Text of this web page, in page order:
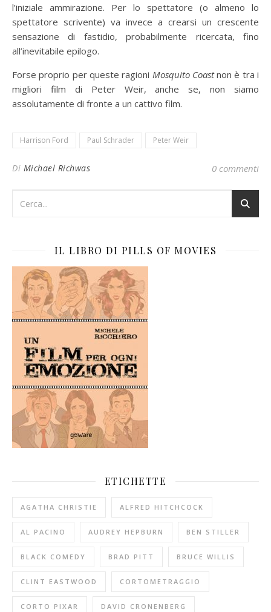
l’iniziale ammirazione. Per lo spettatore (o almeno lo
spettatore scrivente) va invece a crearsi un crescente
sensazione di fastidio, probabilmente ricercata, fino
all’inevitabile epilogo.
Forse proprio per queste ragioni Mosquito Coastnon è tra i
migliori film di Peter Weir, anche se, non siamo
assolutamente di fronte a un cattivo film.
Harrison Ford Paul Schrader Peter Weir
Di Michael Richwas 0 commenti
IL LIBRO DI PILLS OF MOVIES
ETICHETTE
AGATHA CHRISTIE ALFRED HITCHCOCK
AL PACINO AUDREY HEPBURN BEN STILLER
BLACK COMEDY BRAD PITT BRUCE WILLIS
CLINT EASTWOOD CORTOMETRAGGIO
CORTO PIXAR DAVID CRONENBERG